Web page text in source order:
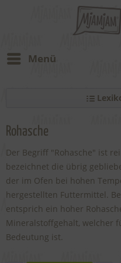
Menü
Rohasche
Der Begriff "Rohasche" ist
bezeichnet die übrig
der im Ofen bei hohen
hergestellten Futtermittel.
entsprich ein hoher
Mineralstoffgehalt, welcher
Bedeutung ist.